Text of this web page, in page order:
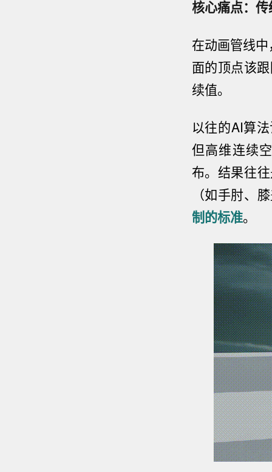
核心痛点：
在动画管线中
面的顶点该
续值。
以往的AI算
但高维连续
布。结果往
（如手肘、
制的标准。